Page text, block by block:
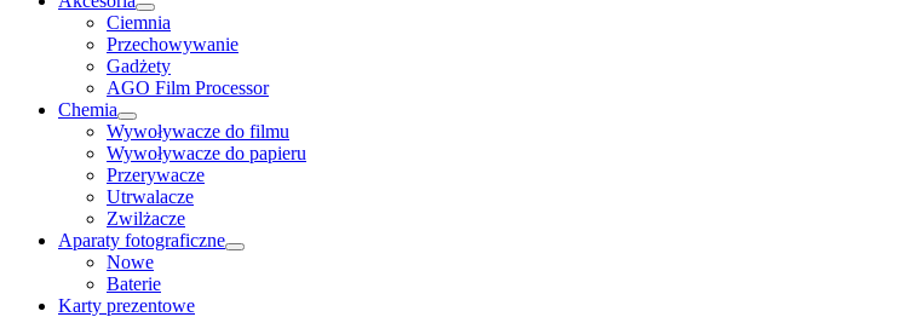
Ciemnia
Przechowywanie
Gadżety
AGO Film Processor
Chemia
Wywoływacze do filmu
Wywoływacze do papieru
Przerywacze
Utrwalacze
Zwilżacze
Aparaty fotograficzne
Nowe
Baterie
Karty prezentowe